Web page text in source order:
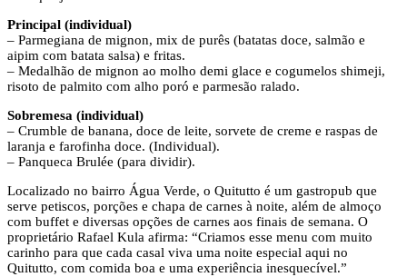
Principal (individual)
– Parmegiana de mignon, mix de purês (batatas doce, salmão e
aipim com batata salsa) e fritas.
– Medalhão de mignon ao molho demi glace e cogumelos shimeji,
risoto de palmito com alho poró e parmesão ralado.
Sobremesa (individual)
– Crumble de banana, doce de leite, sorvete de creme e raspas de
laranja e farofinha doce. (Individual).
– Panqueca Brulée (para dividir).
Localizado no bairro Água Verde, o Quitutto é um gastropub que
serve petiscos, porções e chapa de carnes à noite, além de almoço
com buffet e diversas opções de carnes aos finais de semana. O
proprietário Rafael Kula afirma: “Criamos esse menu com muito
carinho para que cada casal viva uma noite especial aqui no
Quitutto, com comida boa e uma experiência inesquecível.”